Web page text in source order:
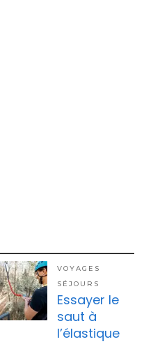
VOYAGES
SÉJOURS
Essayer le
saut à
l’élastique